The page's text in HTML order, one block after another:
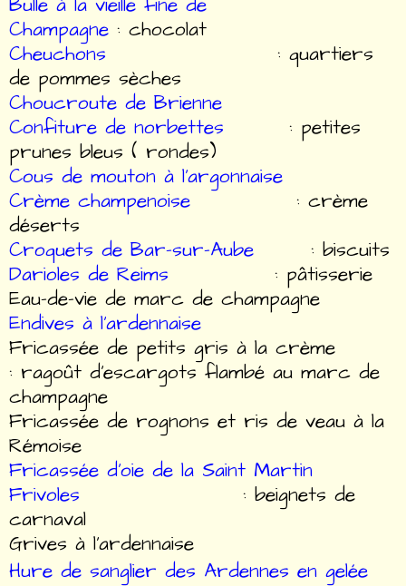
Champagne : chocolat
Cheuchons
: quartiers
de pommes sèches
Choucroute de Brienne
Confiture de norbettes
: petites
prunes bleus ( rondes)
Cous de mouton à l'argonnaise
Crème champenoise
: crème
déserts
Croquets de Bar-sur-Aube
: biscuits
Darioles de Reims : pâtisserie
Eau-de-vie de marc de champagne
Endives à l'ardennaise
Fricassée de petits gris à la crème
: ragoût d'escargots flambé au marc de
champagne
Fricassée de rognons et ris de veau à la
Rémoise
Fricassée d'oie de la Saint Martin
Frivoles
: beignets de
carnaval
Grives à l'ardennaise
Hure de sanglier des Ardennes en gelée